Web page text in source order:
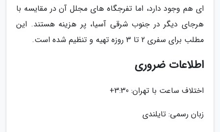
ای هم وجود دارد، اما تفرجگاه های مجلل آن در مقایسه با
هرجای دیگر در جنوب شرقی آسیا، پر هزینه هستند. این
مطلب برای سفری 2 تا 3 روزه تهیه و تنظیم شده است.
اطلاعات ضروری
اختلاف ساعت با تهران: 3:30+
زبان رسمی: تایلندی